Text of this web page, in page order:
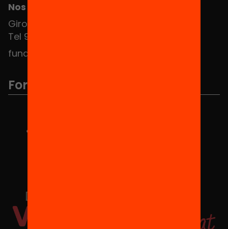
Nos puedes encontrar en el HUB Social
Girona 34, interior 08010 Barcelona
Tel 934 588 700
fundacio@equitat.org
Formamos parte de...